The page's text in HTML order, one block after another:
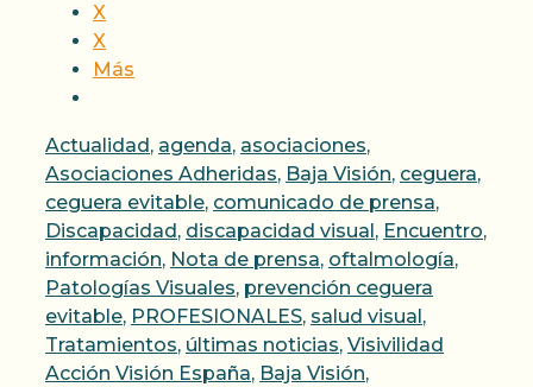
X
X
Más
Categorías
Actualidad , agenda, asociaciones,
Asociaciones Adheridas, Baja Visión, ceguera,
ceguera evitable, comunicado de prensa,
Discapacidad , discapacidad visual , Encuentro,
información, Nota de prensa, oftalmología,
Patologías Visuales, prevención ceguera
evitable, PROFESIONALES, salud visual ,
Tratamientos, últimas noticias, Visivilidad
Acción Visión España, Baja Visión,